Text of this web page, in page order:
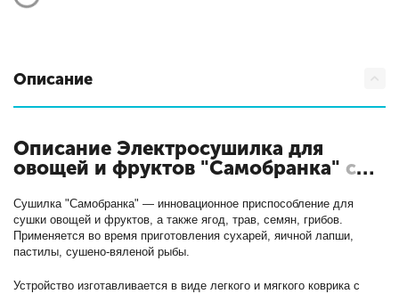
Описание
Описание Электросушилка для
овощей и фруктов "Самобранка" с
Сушилка "Самобранка" — инновационное приспособление для
сушки овощей и фруктов, а также ягод, трав, семян, грибов.
Применяется во время приготовления сухарей, яичной лапши,
пастилы, сушено-вяленой рыбы.
Устройство изготавливается в виде легкого и мягкого коврика с